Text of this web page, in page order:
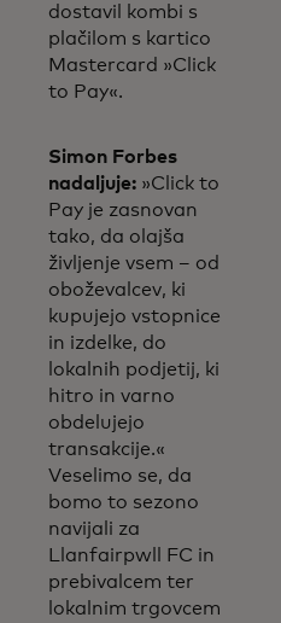
dostavil kombi s
plačilom s kartico
Mastercard »Click
to Pay«.
Simon Forbes
nadaljuje: »Click to
Pay je zasnovan
tako, da olajša
življenje vsem – od
oboževalcev, ki
kupujejo vstopnice
in izdelke, do
lokalnih podjetij, ki
hitro in varno
obdelujejo
transakcije.«
Veselimo se, da
bomo to sezono
navijali za
Llanfairpwll FC in
prebivalcem ter
lokalnim trgovcem